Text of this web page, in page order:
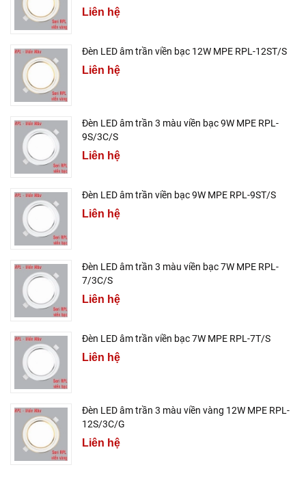
Liên hệ
Đèn LED âm trần viền bạc 12W MPE RPL-12ST/S
Liên hệ
Đèn LED âm trần 3 màu viền bạc 9W MPE RPL-
9S/3C/S
Liên hệ
Đèn LED âm trần viền bạc 9W MPE RPL-9ST/S
Liên hệ
Đèn LED âm trần 3 màu viền bạc 7W MPE RPL-
7/3C/S
Liên hệ
Đèn LED âm trần viền bạc 7W MPE RPL-7T/S
Liên hệ
Đèn LED âm trần 3 màu viền vàng 12W MPE RPL-
12S/3C/G
Liên hệ